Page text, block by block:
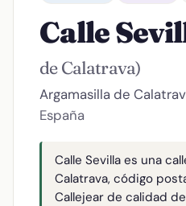
Calle
de Calatrava)
Argamasilla de
España
Calle Sevilla es una
Calatrava, código
Callejear de calidad